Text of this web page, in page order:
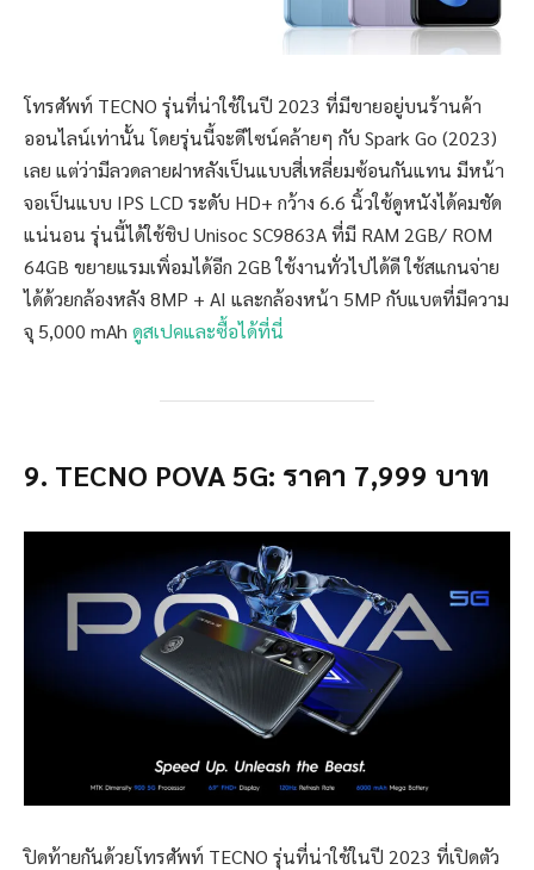
โทรศัพท์ TECNO รุ่นที่น่าใช้ในปี 2023 ที่มีขายอยู่บนร้านค้า
ออนไลน์เท่านั้น โดยรุ่นนี้จะดีไซน์คล้ายๆ กับ Spark Go (2023)
เลย แต่ว่ามีลวดลายฝาหลังเป็นแบบสี่เหลี่ยมซ้อนกันแทน มีหน้า
จอเป็นแบบ IPS LCD ระดับ HD+ กว้าง 6.6 นิ้วใช้ดูหนังได้คมชัด
แน่นอน รุ่นนี้ได้ใช้ชิป Unisoc SC9863A ที่มี RAM 2GB/ ROM
64GB ขยายแรมเพิ่อมได้อีก 2GB ใช้งานทั่วไปได้ดี ใช้สแกนจ่าย
ได้ด้วยกล้องหลัง 8MP + AI และกล้องหน้า 5MP กับแบตที่มีความ
จุ 5,000 mAh ดูสเปคและซื้อได้ที่นี่
9. TECNO POVA 5G: ราคา 7,999 บาท
ปิดท้ายกันด้วยโทรศัพท์ TECNO รุ่นที่น่าใช้ในปี 2023 ที่เปิดตัว